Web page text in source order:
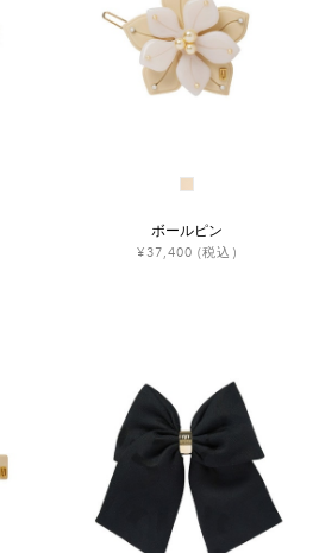
ボールピン
¥37,400 (税込)